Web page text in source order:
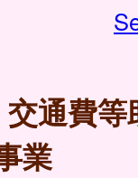
通費
業